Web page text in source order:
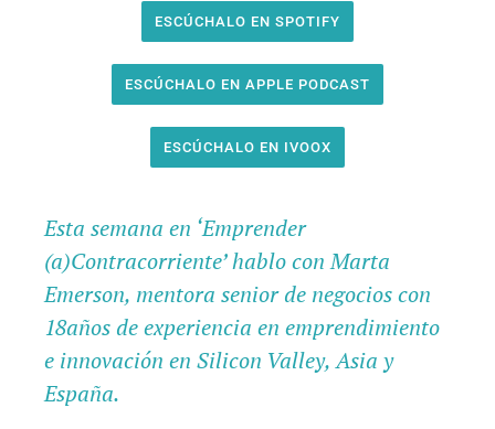
ESCÚCHALO EN SPOTIFY
ESCÚCHALO EN APPLE PODCAST
ESCÚCHALO EN IVOOX
Esta semana en ‘Emprender
(a)Contracorriente’ hablo con Marta
Emerson, mentora senior de negocios con
18años de experiencia en emprendimiento
e innovación en Silicon Valley, Asia y
España.